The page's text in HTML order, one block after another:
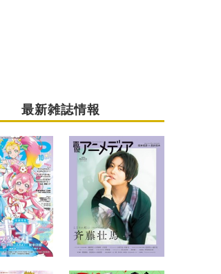
最新雑誌情報